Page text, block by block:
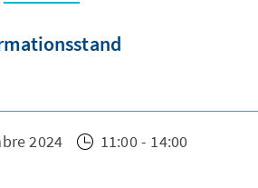
2024 11:00 - 14:00